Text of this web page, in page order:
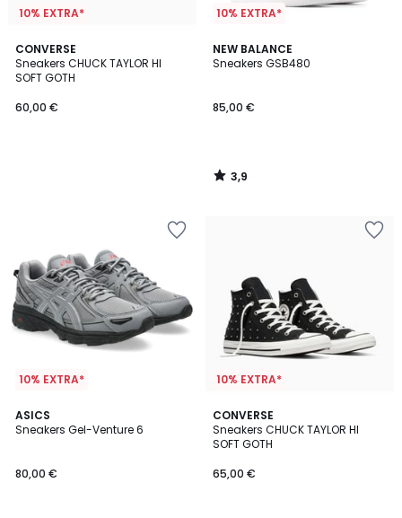
10% EXTRA*
CONVERSE
Sneakers CHUCK TAYLOR HI
SOFT GOTH
60,00 €
10% EXTRA*
NEW BALANCE
Sneakers GSB480
85,00 €
3,9
/ 5
3,9
/
10% EXTRA*
ASICS
Sneakers Gel-Venture 6
80,00 €
4,9
/ 5
10% EXTRA*
CONVERSE
Sneakers CHUCK TAYLOR HI
SOFT GOTH
65,00 €